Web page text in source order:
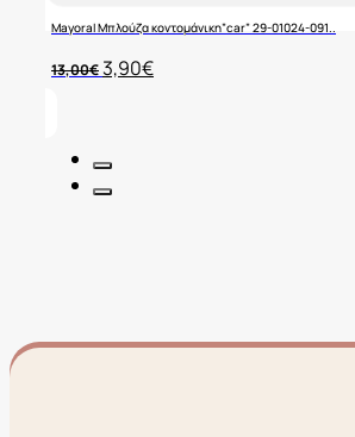
Mayoral Μπλούζα κοντομάνικη”car” 29-01024-091..
13,00€ Original
price
3,90€Η
τρέχουσα